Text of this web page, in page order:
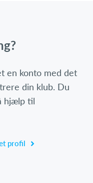
en konto med det
din klub. Du
hjælp til
profil